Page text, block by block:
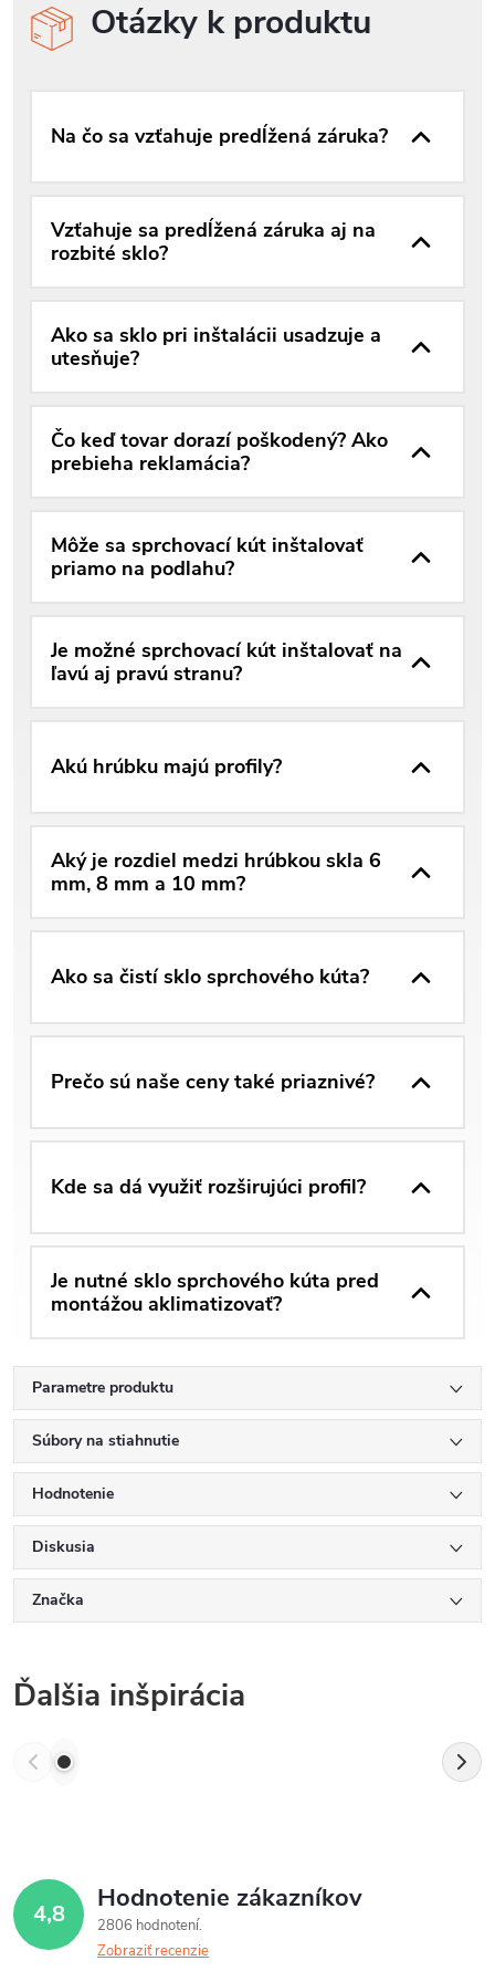
Otázky k produktu
Na čo sa vzťahuje predĺžená záruka?
Vzťahuje sa predĺžená záruka aj na
rozbité sklo?
Ako sa sklo pri inštalácii usadzuje a
utesňuje?
Čo keď tovar dorazí poškodený? Ako
prebieha reklamácia?
Môže sa sprchovací kút inštalovať
priamo na podlahu?
Je možné sprchovací kút inštalovať na
ľavú aj pravú stranu?
Akú hrúbku majú profily?
Aký je rozdiel medzi hrúbkou skla 6
mm, 8 mm a 10 mm?
Ako sa čistí sklo sprchového kúta?
Prečo sú naše ceny také priaznivé?
Kde sa dá využiť rozširujúci profil?
Je nutné sklo sprchového kúta pred
montážou aklimatizovať?
Parametre produktu
Súbory na stiahnutie
Hodnotenie
Diskusia
Značka
Ďalšia inšpirácia
4,8 Hodnotenie zákazníkov
2806 hodnotení
Zobraziť recenzie